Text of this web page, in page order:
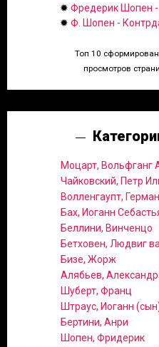
✹ Фредерик Шопен -
✹ Ф. Шопен -
Топ 10
просмотров
Моцарт, Вольфганг
Чайковский, Петр
Волленгаупт,
Бах, Иоганн
Беллини, Винченцо
Бетховен, Людвиг
Бизе, Жорж
Алябьев,
Шуберт, Франц
Штраус, Иоганн
Бертини, Анри
Шопен, Фридерик